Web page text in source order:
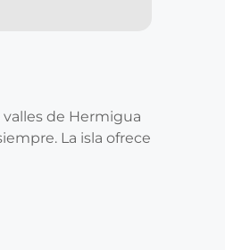
valles de Hermigua
La isla ofrece